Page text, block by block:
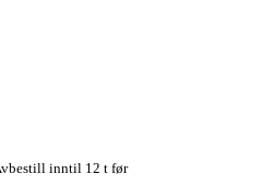
inntil 12 t før